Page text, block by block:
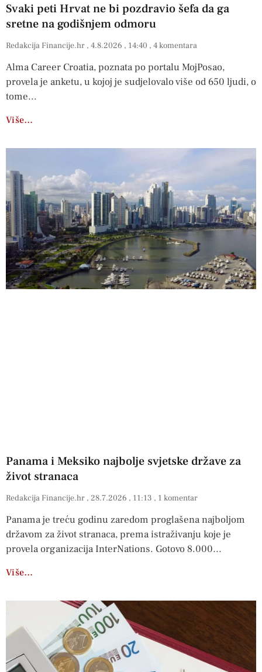
Svaki peti Hrvat ne bi pozdravio šefa da ga
sretne na godišnjem odmoru
Redakcija Financije.hr 4.8.2026 14:40 4 komentara
Alma Career Croatia, poznata po portalu MojPosao,
provela je anketu, u kojoj je sudjelovalo više od 650 ljudi, o
tome
Više…
Panama i Meksiko najbolje svjetske države za
život stranaca
Redakcija Financije.hr 28.7.2026 11:13 1 komentar
Panama je treću godinu zaredom proglašena najboljom
državom za život stranaca, prema istraživanju koje je
provela organizacija InterNations. Gotovo 8.000
Više…